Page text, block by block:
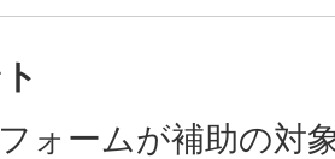
ォームが補助の対